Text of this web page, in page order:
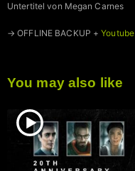
Untertitel von Megan Carnes
→ OFFLINE BACKUP +Youtube
You may also like